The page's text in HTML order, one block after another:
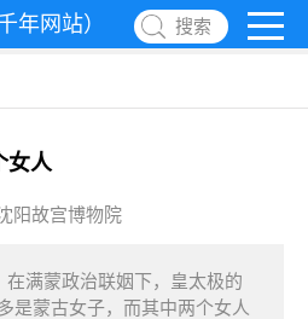
年网站） 搜索
女人
阳故宫博物院
在满蒙政治联姻下，皇太极的
是蒙古女子，而其中两个女人